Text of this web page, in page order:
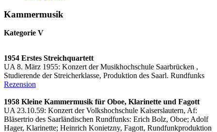
Kammermusik
Kategorie V
1954 Erstes Streichquartett
UA 8. März 1955: Konzert der Musikhochschule Saarbrücken ,
Studierende der Streicherklasse, Produktion des Saarl. Rundfunks
Rezension
1958 Kleine Kammermusik für Oboe, Klarinette und Fagott
UA 23.10.59: Konzert der Volkshochschule Kaiserslautern, Af:
Bläsertrio des Saarländischen Rundfunks: Erich Bolz, Oboe; Adolf
Hager, Klarinette; Heinrich Konietzny, Fagott, Rundfunkproduktion